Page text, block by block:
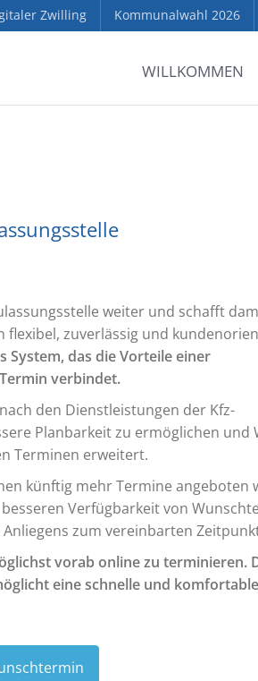
Zwilling Kommunalwahl 2026
WILLKOMMEN
weiter und schafft
zuverlässig und
System, das die Vorteile einer
verbindet.
den Dienstleistungen der Kfz-
Planbarkeit zu ermöglichen und
Terminen erweitert.
künftig mehr Termine angeboten
Verfügbarkeit von
zum vereinbarten
vorab online zu terminieren.
eine schnelle und komfortable